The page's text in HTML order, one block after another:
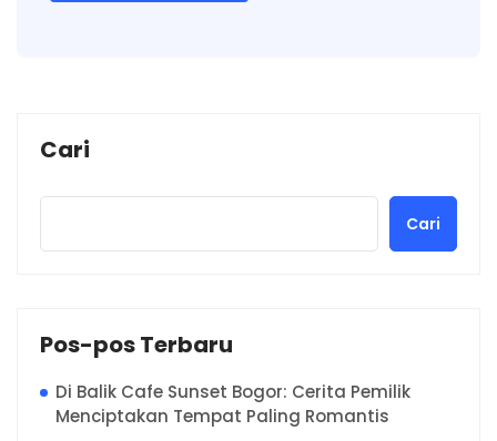
Cari
Cari
Pos-pos Terbaru
Di Balik Cafe Sunset Bogor: Cerita Pemilik
Menciptakan Tempat Paling Romantis